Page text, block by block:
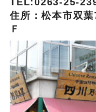
住所：松本市双
Ｆ